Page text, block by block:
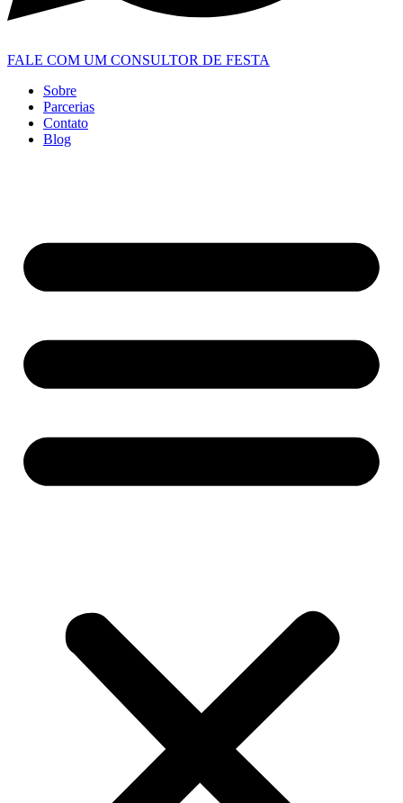
FALE COM UM CONSULTOR DE FESTA
Sobre
Parcerias
Contato
Blog